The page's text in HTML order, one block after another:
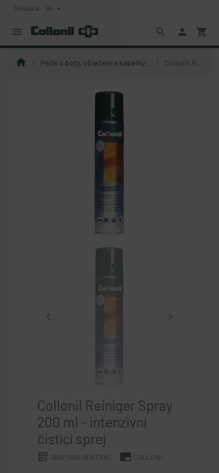
Slovakia - SK
menu search person shopping_cart
home Péče o boty, oblečení a kabelky... Collonil Reiniger Spray 200 ml - intenzivní čistící sprej
keyboard_arrow_left keyboard_arrow_right
Collonil Reiniger Spray
200 ml - intenzivní
čistící sprej
qr_code 1462*000-NEUTRAL branding_watermark COLLONIL